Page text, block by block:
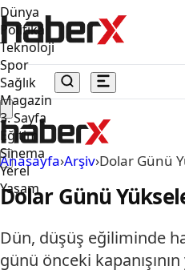
Dünya
Politika
Teknoloji
Spor
Sağlık
Magazin
3. Sayfa
Eğitim
Sinema
Yerel
Yaşam
Anasayfa›Arşiv›Dolar Günü
Dolar Günü
Dün, düşüş eğiliminde
günü önceki